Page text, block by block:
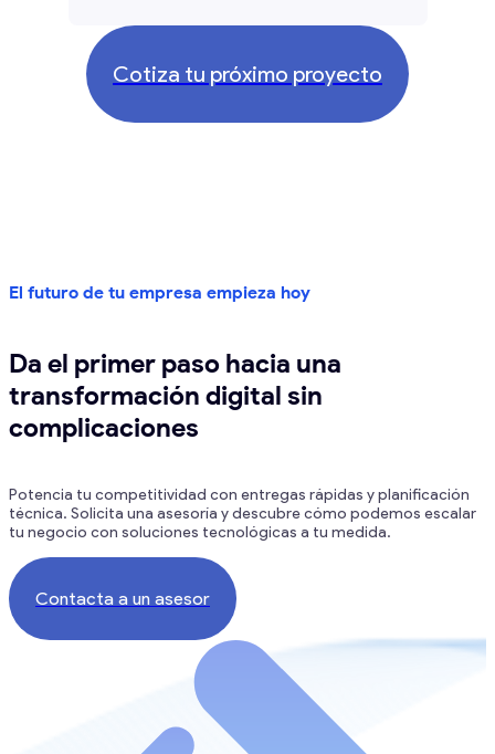
Cotiza tu próximo proyecto
El futuro de tu empresa empieza hoy
Da el primer paso hacia una
transformación digital sin
complicaciones
Potencia tu competitividad con entregas rápidas y planificación
técnica. Solicita una asesoría y descubre cómo podemos escalar
tu negocio con soluciones tecnológicas a tu medida.
Contacta a un asesor